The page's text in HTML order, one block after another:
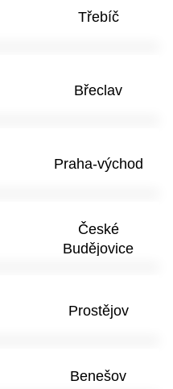
Třebíč
Břeclav
Praha-východ
České
Budějovice
Prostějov
Benešov